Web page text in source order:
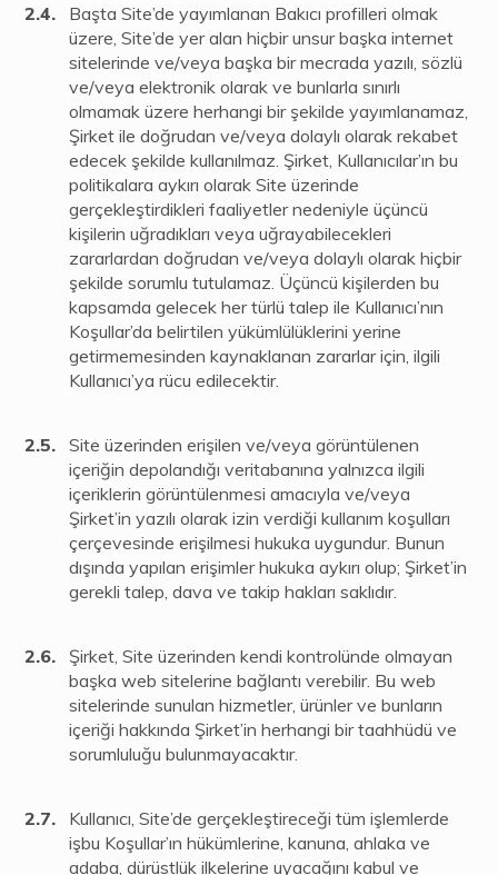
Başta Site’de yayımlanan Bakıcı profilleri olmak
üzere, Site’de yer alan hiçbir unsur başka internet
sitelerinde ve/veya başka bir mecrada yazılı, sözlü
ve/veya elektronik olarak ve bunlarla sınırlı
olmamak üzere herhangi bir şekilde yayımlanamaz,
Şirket ile doğrudan ve/veya dolaylı olarak rekabet
edecek şekilde kullanılmaz. Şirket, Kullanıcılar’ın bu
politikalara aykırı olarak Site üzerinde
gerçekleştirdikleri faaliyetler nedeniyle üçüncü
kişilerin uğradıkları veya uğrayabilecekleri
zararlardan doğrudan ve/veya dolaylı olarak hiçbir
şekilde sorumlu tutulamaz. Üçüncü kişilerden bu
kapsamda gelecek her türlü talep ile Kullanıcı’nın
Koşullar’da belirtilen yükümlülüklerini yerine
getirmemesinden kaynaklanan zararlar için, ilgili
Kullanıcı’ya rücu edilecektir.
Site üzerinden erişilen ve/veya görüntülenen
içeriğin depolandığı veritabanına yalnızca ilgili
içeriklerin görüntülenmesi amacıyla ve/veya
Şirket’in yazılı olarak izin verdiği kullanım koşulları
çerçevesinde erişilmesi hukuka uygundur. Bunun
dışında yapılan erişimler hukuka aykırı olup; Şirket’in
gerekli talep, dava ve takip hakları saklıdır.
Şirket, Site üzerinden kendi kontrolünde olmayan
başka web sitelerine bağlantı verebilir. Bu web
sitelerinde sunulan hizmetler, ürünler ve bunların
içeriği hakkında Şirket’in herhangi bir taahhüdü ve
sorumluluğu bulunmayacaktır.
Kullanıcı, Site’de gerçekleştireceği tüm işlemlerde
işbu Koşullar’ın hükümlerine, kanuna, ahlaka ve
adaba, dürüstlük ilkelerine uyacağını kabul ve